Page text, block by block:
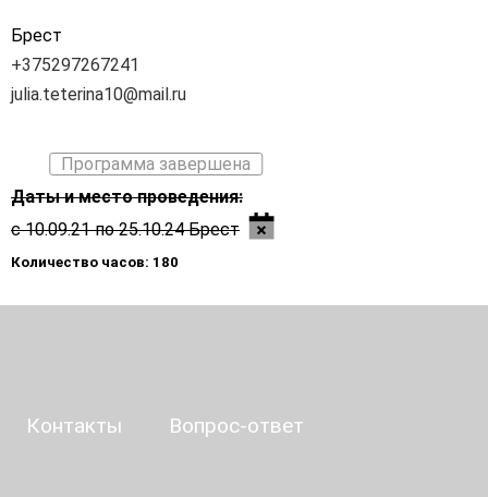
Брест
+375297267241
julia.teterina10@mail.ru
Программа завершена
Даты и место проведения:
с 10.09.21 по 25.10.24 Брест
Количество часов: 180
Контакты Вопрос-ответ